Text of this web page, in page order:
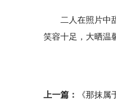
二人在照片中甜
笑容十足，大晒温
上一篇：
《那抹